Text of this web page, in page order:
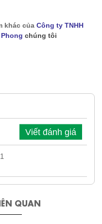
khác của Công ty TNHH
chúng tôi
Viết đánh giá
QUAN